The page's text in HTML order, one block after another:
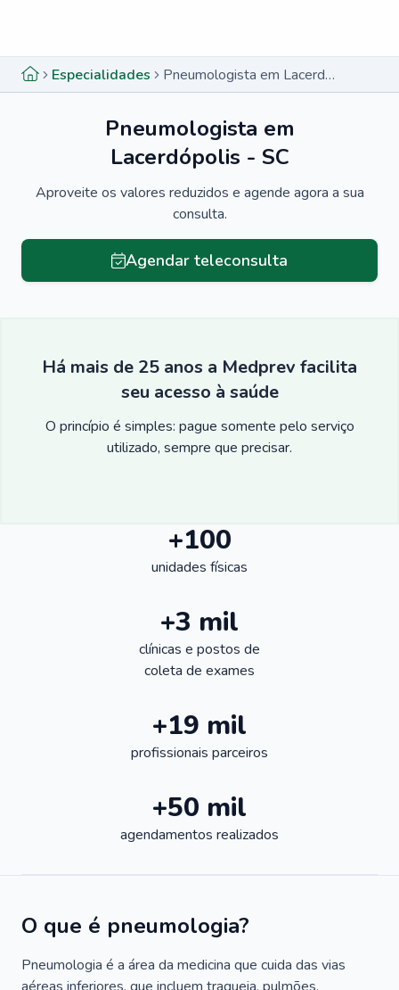
Especialidades Pneumologista em Lacerdópolis - SC
Pneumologista em
Lacerdópolis - SC
Aproveite os valores reduzidos e agende agora a sua
consulta.
Agendar teleconsulta
Há mais de 25 anos a Medprev facilita
seu acesso à saúde
O princípio é simples: pague somente pelo serviço
utilizado, sempre que precisar.
+100
unidades físicas
+3 mil
clínicas e postos de
coleta de exames
+19 mil
profissionais parceiros
+50 mil
agendamentos realizados
O que é pneumologia?
Pneumologia é a área da medicina que cuida das vias